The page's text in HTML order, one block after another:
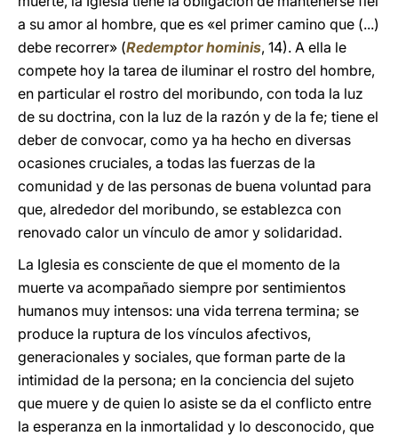
a su amor al hombre, que es «el primer camino que (...)
debe recorrer» (Redemptor hominis, 14). A ella le
compete hoy la tarea de iluminar el rostro del hombre,
en particular el rostro del moribundo, con toda la luz
de su doctrina, con la luz de la razón y de la fe; tiene el
deber de convocar, como ya ha hecho en diversas
ocasiones cruciales, a todas las fuerzas de la
comunidad y de las personas de buena voluntad para
que, alrededor del moribundo, se establezca con
renovado calor un vínculo de amor y solidaridad.
La Iglesia es consciente de que el momento de la
muerte va acompañado siempre por sentimientos
humanos muy intensos: una vida terrena termina; se
produce la ruptura de los vínculos afectivos,
generacionales y sociales, que forman parte de la
intimidad de la persona; en la conciencia del sujeto
que muere y de quien lo asiste se da el conflicto entre
la esperanza en la inmortalidad y lo desconocido, que